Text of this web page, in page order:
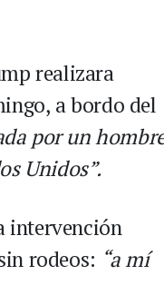
realizara
a bordo del
por un
Unidos”.
intervención
rodeos: “a mí